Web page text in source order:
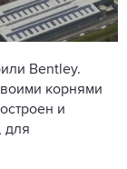
Bentley.
корнями
и
для